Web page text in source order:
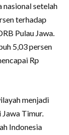
setelah
terhadap
Pulau Jawa.
5,03 persen
Rp
menjadi
Jawa Timur.
Indonesia